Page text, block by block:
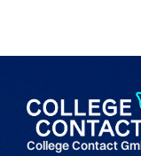
College Contact